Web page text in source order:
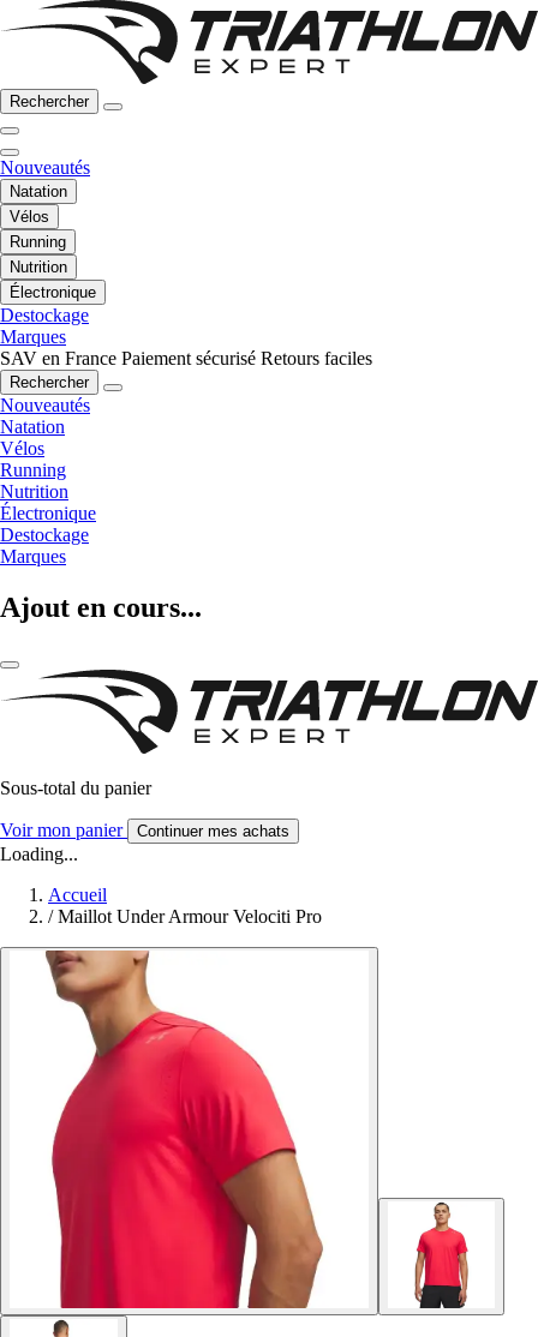
Rechercher
Nouveautés
Natation
Vélos
Running
Nutrition
Électronique
Destockage
Marques
SAV en France Paiement sécurisé Retours faciles
Rechercher
Nouveautés
Natation
Vélos
Running
Nutrition
Électronique
Destockage
Marques
Ajout en cours...
Sous-total du panier
Voir mon panier Continuer mes achats
Loading...
Accueil
/ Maillot Under Armour Velociti Pro